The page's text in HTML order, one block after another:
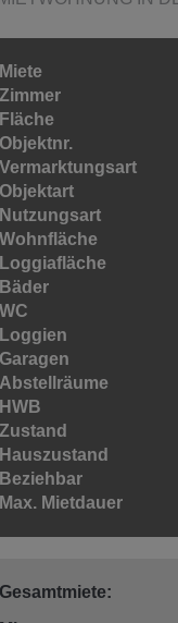
Miete
Zimmer
Fläche
Objektnr.
Vermarktungsart
Objektart
Nutzungsart
Wohnfläche
Loggiafläche
Bäder
WC
Loggien
Garagen
Abstellräume
HWB
Zustand
Hauszustand
Beziehbar
Max. Mietdauer
Gesamtmiete: